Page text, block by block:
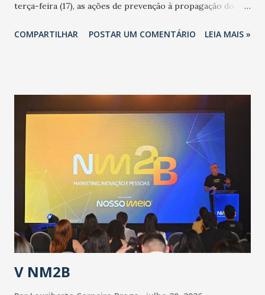
terça-feira (17), as ações de prevenção à propagação do
adotadas pelo Governo do Estado na contenção da
população suspeita e de cuidados com os ambientes
públicos e domiciliares. “Nós não estamos vivendo uma
epidemia comum, como temos em todos os anos, com
aumento de casos de dengue, influenza ou H1N1. Trata-se
de uma epidemia com um vírus diferente, com um poder de
contaminação maior que outros coronavírus”, apontou o
secretário. Segundo ele, é uma epidemia com chance de
contaminação alta, podendo gerar um grande risco à
população e ao sistema de saúde. “Precisamos saber fazer a
estratificação do risco da doença, para não so...
COMPARTILHAR POSTAR UM COMENTÁRIO LEIA MAIS »
V NM2B